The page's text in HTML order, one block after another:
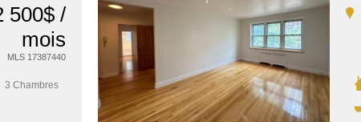
500$ /
mois
MLS 17387440
3 Chambres